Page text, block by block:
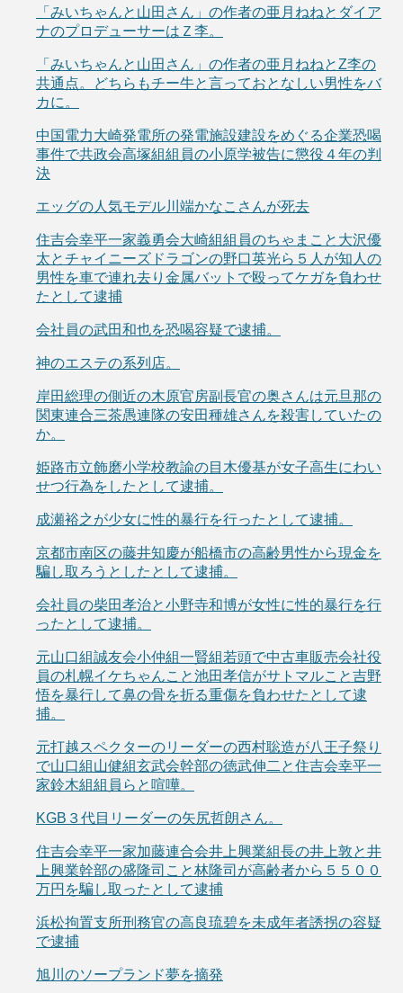
「みいちゃんと山田さん」の作者の亜月ねねとダイア
ナのプロデューサーはＺ李。
「みいちゃんと山田さん」の作者の亜月ねねとZ李の
共通点。どちらもチー牛と言っておとなしい男性をバ
カに。
中国電力大崎発電所の発電施設建設をめぐる企業恐喝
事件で共政会高塚組組員の小原学被告に懲役４年の判
決
エッグの人気モデル川端かなこさんが死去
住吉会幸平一家義勇会大崎組組員のちゃまこと大沢優
太とチャイニーズドラゴンの野口英光ら５人が知人の
男性を車で連れ去り金属バットで殴ってケガを負わせ
たとして逮捕
会社員の武田和也を恐喝容疑で逮捕。
神のエステの系列店。
岸田総理の側近の木原官房副長官の奥さんは元旦那の
関東連合三茶愚連隊の安田種雄さんを殺害していたの
か。
姫路市立飾磨小学校教諭の目木優基が女子高生にわい
せつ行為をしたとして逮捕。
成瀬裕之が少女に性的暴行を行ったとして逮捕。
京都市南区の藤井知慶が船橋市の高齢男性から現金を
騙し取ろうとしたとして逮捕。
会社員の柴田孝治と小野寺和博が女性に性的暴行を行
ったとして逮捕。
元山口組誠友会小仲組一賢組若頭で中古車販売会社役
員の札幌イケちゃんこと池田孝信がサトマルこと吉野
悟を暴行して鼻の骨を折る重傷を負わせたとして逮
捕。
元打越スペクターのリーダーの西村聡造が八王子祭り
で山口組山健組玄武会幹部の徳武伸二と住吉会幸平一
家鈴木組組員らと喧嘩。
KGB３代目リーダーの矢尻哲朗さん。
住吉会幸平一家加藤連合会井上興業組長の井上敦と井
上興業幹部の盛隆司こと林隆司が高齢者から５５００
万円を騙し取ったとして逮捕
浜松拘置支所刑務官の高良琉碧を未成年者誘拐の容疑
で逮捕
旭川のソープランド夢を摘発